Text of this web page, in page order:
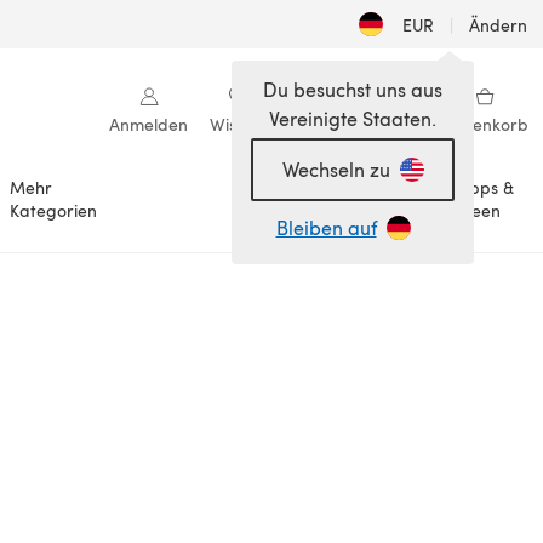
EUR | Ändern
Anmelden Wishlist Meine Bibliothek Warenkorb
Mehr
Kategorien
Anlässe
Tipps &
Ideen
Du besuchst uns aus
Vereinigte Staaten.
Wechseln zu
Bleiben auf